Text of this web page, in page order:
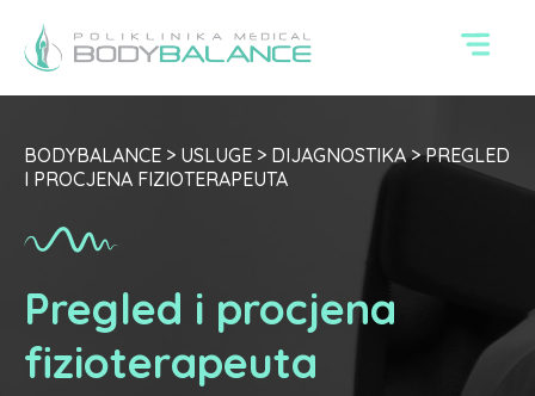
Pregled i procjena
fizioterapeuta
BODYBALANCE > USLUGE > DIJAGNOSTIKA>PREGLED
I PROCJENA FIZIOTERAPEUTA